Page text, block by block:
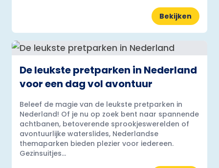
Bekijken
De leukste pretparken in Nederland
voor een dag vol avontuur
Beleef de magie van de leukste pretparken in
Nederland! Of je nu op zoek bent naar spannende
achtbanen, betoverende sprookjeswerelden of
avontuurlijke waterslides, Nederlandse
themaparken bieden plezier voor iedereen.
Gezinsuitjes...